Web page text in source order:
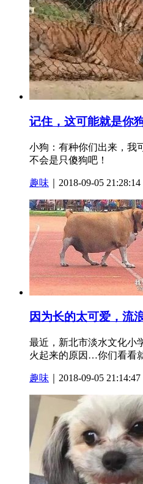
记住，这可能就是你
小狗：有种你们出来，我
不会是只傻狗吧！
趣味 ｜2018-09-05 21:28:14
因为长的太可爱，流
最近，新北市淡水文化小
火起来的原因…你们看看
趣味 ｜2018-09-05 21:14:47